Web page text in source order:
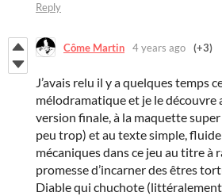
Reply
Côme Martin 4 years ago (+3)
J’avais relu il y a quelques temps
mélodramatique et je le découvre
version finale, à la maquette
peu trop) et au texte simple,
mécaniques dans ce jeu au titre à
promesse d’incarner des êtres
Diable qui chuchote